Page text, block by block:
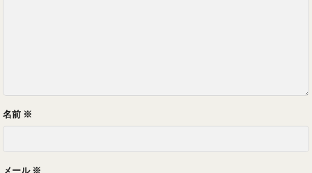
名前 ※
メール ※